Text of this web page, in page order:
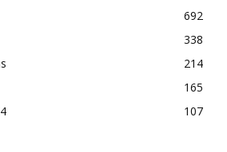
692
338
214
165
107